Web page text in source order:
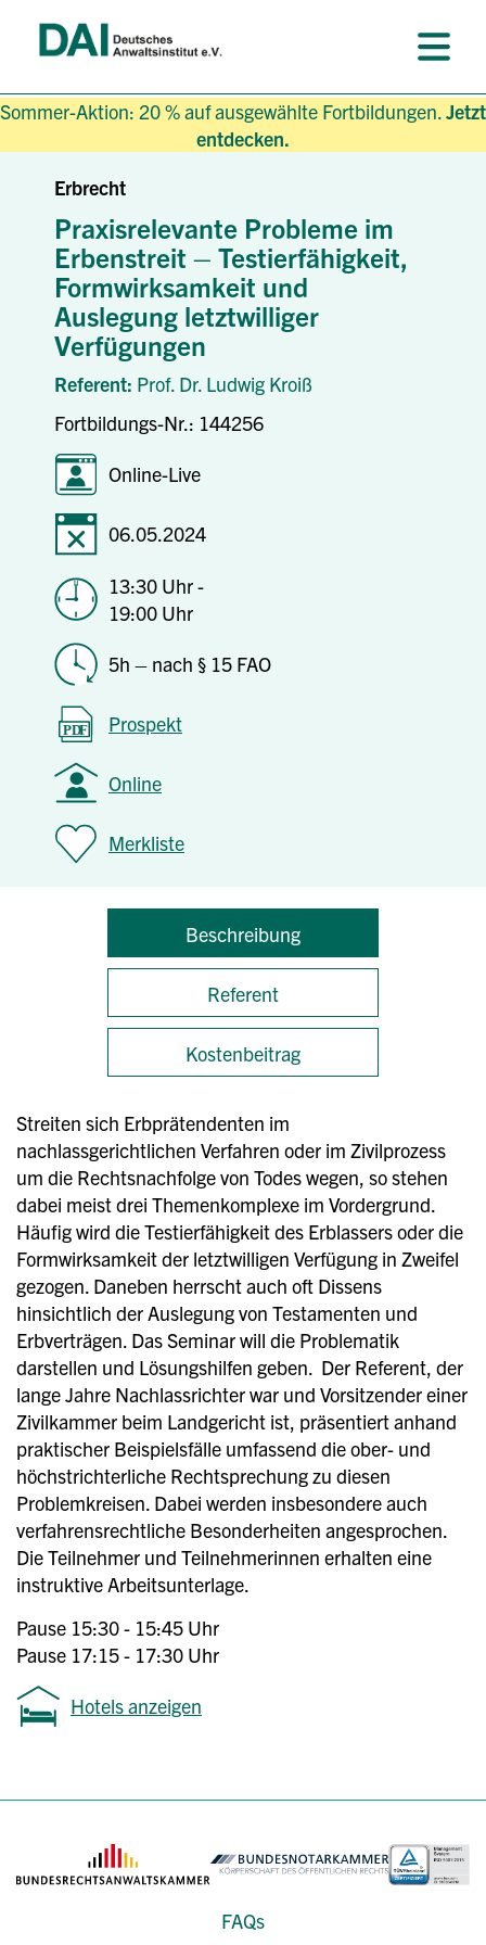
Sommer-Aktion: 20 % auf ausgewählte Fortbildungen.Jetzt
entdecken.
Erbrecht
Praxisrelevante Probleme im
Erbenstreit – Testierfähigkeit,
Formwirksamkeit und
Auslegung letztwilliger
Verfügungen
Referent: Prof. Dr. Ludwig Kroiß
Fortbildungs-Nr.: 144256
Online-Live
06.05.2024
13:30 Uhr -
19:00 Uhr
5h – nach § 15 FAO
Prospekt
Online
Merkliste
Beschreibung
Referent
Kostenbeitrag
Streiten sich Erbprätendenten im
nachlassgerichtlichen Verfahren oder im Zivilprozess
um die Rechtsnachfolge von Todes wegen, so stehen
dabei meist drei Themenkomplexe im Vordergrund.
Häufig wird die Testierfähigkeit des Erblassers oder die
Formwirksamkeit der letztwilligen Verfügung in Zweifel
gezogen. Daneben herrscht auch oft Dissens
hinsichtlich der Auslegung von Testamenten und
Erbverträgen. Das Seminar will die Problematik
darstellen und Lösungshilfen geben. Der Referent, der
lange Jahre Nachlassrichter war und Vorsitzender einer
Zivilkammer beim Landgericht ist, präsentiert anhand
praktischer Beispielsfälle umfassend die ober- und
höchstrichterliche Rechtsprechung zu diesen
Problemkreisen. Dabei werden insbesondere auch
verfahrensrechtliche Besonderheiten angesprochen.
Die Teilnehmer und Teilnehmerinnen erhalten eine
instruktive Arbeitsunterlage.
Pause 15:30 - 15:45 Uhr
Pause 17:15 - 17:30 Uhr
Hotels anzeigen
FAQs